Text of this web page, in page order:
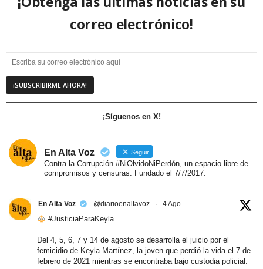
correo electrónico!
¡Síguenos en X!
En Alta Voz Seguir
Contra la Corrupción #NiOlvidoNiPerdón, un espacio libre de
compromisos y censuras. Fundado el 7/7/2017.
En Alta Voz @diarioenaltavoz · 4 Ago
#JusticiaParaKeyla
Del 4, 5, 6, 7 y 14 de agosto se desarrolla el juicio por el
femicidio de Keyla Martínez, la joven que perdió la vida el 7 de
febrero de 2021 mientras se encontraba bajo custodia policial.